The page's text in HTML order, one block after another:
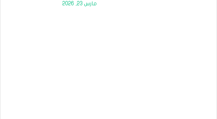
مارس 23, 2026